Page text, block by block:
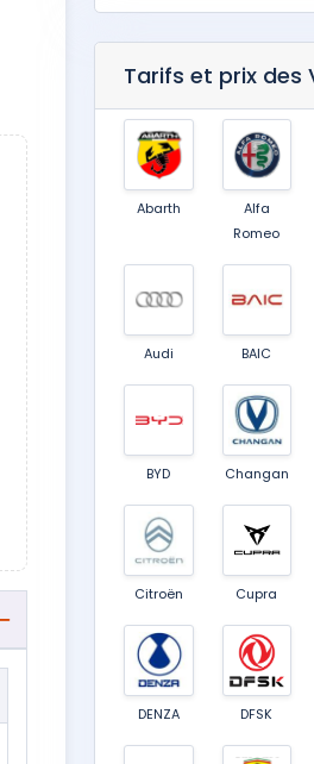
Tarifs et prix des
Abarth
Alfa
Romeo
Audi BAIC
BYD Changan
Citroën Cupra
DENZA DFSK